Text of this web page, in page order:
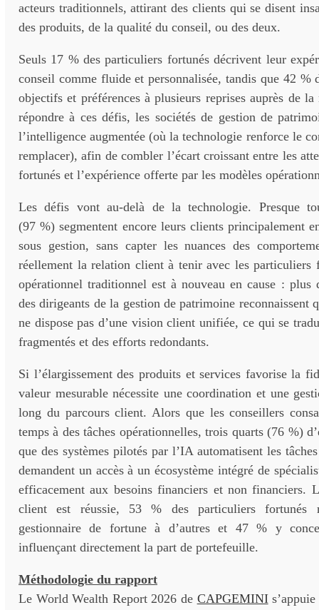
acteurs traditionnels, attirant des clients qui se disent
des produits, de la qualité du conseil, ou des deux.
Seuls 17 % des particuliers fortunés décrivent leur
conseil comme fluide et personnalisée, tandis que 42 %
objectifs et préférences à plusieurs reprises auprès de la
répondre à ces défis, les sociétés de gestion de
l’intelligence augmentée (où la technologie renforce le
remplacer), afin de combler l’écart croissant entre les
fortunés et l’expérience offerte par les modèles
Les défis vont au-delà de la technologie. Presque
(97 %) segmentent encore leurs clients principalement
sous gestion, sans capter les nuances des
réellement la relation client à tenir avec les particuliers
opérationnel traditionnel est à nouveau en cause :
des dirigeants de la gestion de patrimoine reconnaissent
ne dispose pas d’une vision client unifiée, ce qui se
fragmentés et des efforts redondants.
Si l’élargissement des produits et services favorise la
valeur mesurable nécessite une coordination et une
long du parcours client. Alors que les conseillers
temps à des tâches opérationnelles, trois quarts (76 %)
que des systèmes pilotés par l’IA automatisent les
demandent un accès à un écosystème intégré de
efficacement aux besoins financiers et non financiers.
client est réussie, 53 % des particuliers fortunés
gestionnaire de fortune à d’autres et 47 % y
influençant directement la part de portefeuille.
Méthodologie du rapport
Le World Wealth Report 2026 de CAPGEMINI